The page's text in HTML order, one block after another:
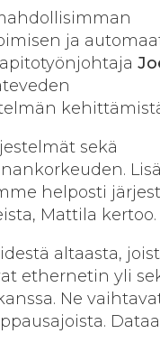
ja
sekä
helposti
Mattila kertoo.
altaasta,
ethernetin yli
Ne
Dataa